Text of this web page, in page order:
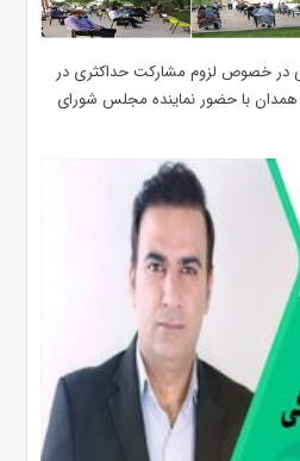
در خصوص لزوم مشارکت حداکثری در
همدان با حضور نماینده مجلس شورای